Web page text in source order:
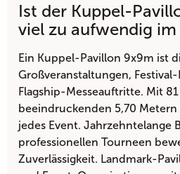
NOCH
REALISTISCH
TRANSPORTIERBAR?
Ist der Kuppel-
viel zu aufwendig im
Ein Kuppel-Pavillon 9x9m ist
Großveranstaltungen,
Flagship-Messeauftritte. Mit
beeindruckenden 5,70
jedes Event. Jahrzehntelange
professionellen Tourneen
Zuverlässigkeit. Landmark-